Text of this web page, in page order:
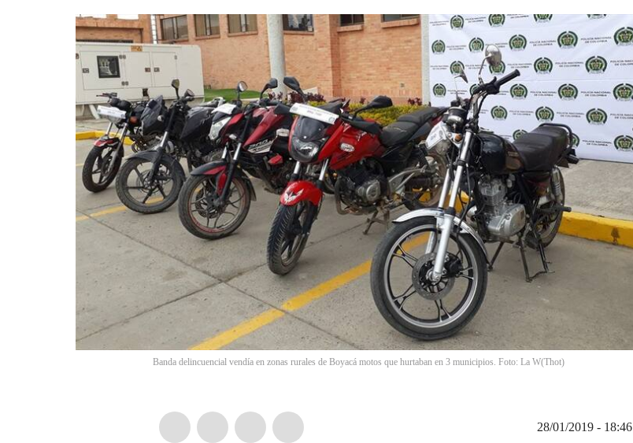
Banda delincuencial vendía en zonas rurales de Boyacá motos que hurtaban en 3 municipios. Foto: La W(Thot)
28/01/2019 - 18:46